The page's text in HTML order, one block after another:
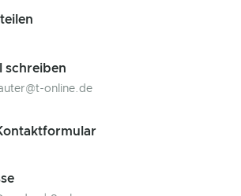
schreiben
online.de